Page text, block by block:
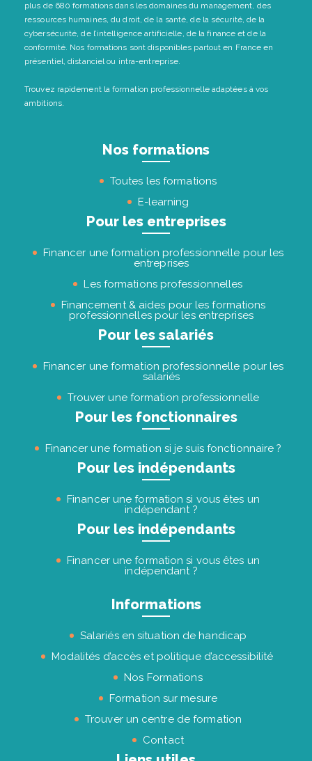
plus de 680 formations dans les domaines du management, des
ressources humaines, du droit, de la santé, de la sécurité, de la
cybersécurité, de l’intelligence artificielle, de la finance et de la
conformité. Nos formations sont disponibles partout en France en
présentiel, distanciel ou intra-entreprise.
Trouvez rapidement la formation professionnelle adaptées à vos
ambitions.
Nos formations
Toutes les formations
E-learning
Pour les entreprises
Financer une formation professionnelle pour les
entreprises
Les formations professionnelles
Financement & aides pour les formations
professionnelles pour les entreprises
Pour les salariés
Financer une formation professionnelle pour les
salariés
Trouver une formation professionnelle
Pour les fonctionnaires
Financer une formation si je suis fonctionnaire ?
Pour les indépendants
Financer une formation si vous êtes un
indépendant ?
Pour les indépendants
Financer une formation si vous êtes un
indépendant ?
Informations
Salariés en situation de handicap
Modalités d’accès et politique d’accessibilité
Nos Formations
Formation sur mesure
Trouver un centre de formation
Contact